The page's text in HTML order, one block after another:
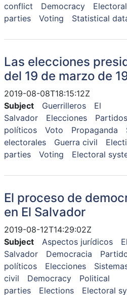
conflict
Democracy
parties
Voting Statistical
Las elecciones
del 19 de marzo de
2019-08-08T18:15:12Z
Subject
Guerrilleros
El
Salvador
Elecciones
Partidos
políticos
Voto Propaganda
electorales
Guerra civil
parties
Voting Electoral
El proceso de
en El Salvador
2019-08-12T14:29:02Z
Subject
Aspectos jurídicos
El
Salvador
Democracia
políticos
Elecciones
civil
Democracy
Political
parties
Elections Electoral